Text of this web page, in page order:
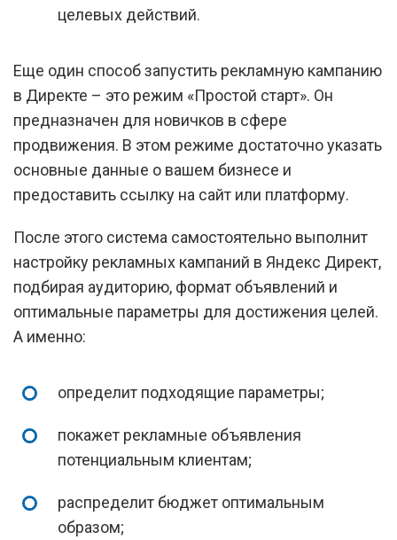
целевых действий.
Еще один способ запустить рекламную кампанию
в Директе – это режим «Простой старт». Он
предназначен для новичков в сфере
продвижения. В этом режиме достаточно указать
основные данные о вашем бизнесе и
предоставить ссылку на сайт или платформу.
После этого система самостоятельно выполнит
настройку рекламных кампаний в Яндекс Директ,
подбирая аудиторию, формат объявлений и
оптимальные параметры для достижения целей.
А именно:
определит подходящие параметры;
покажет рекламные объявления
потенциальным клиентам;
распределит бюджет оптимальным
образом;